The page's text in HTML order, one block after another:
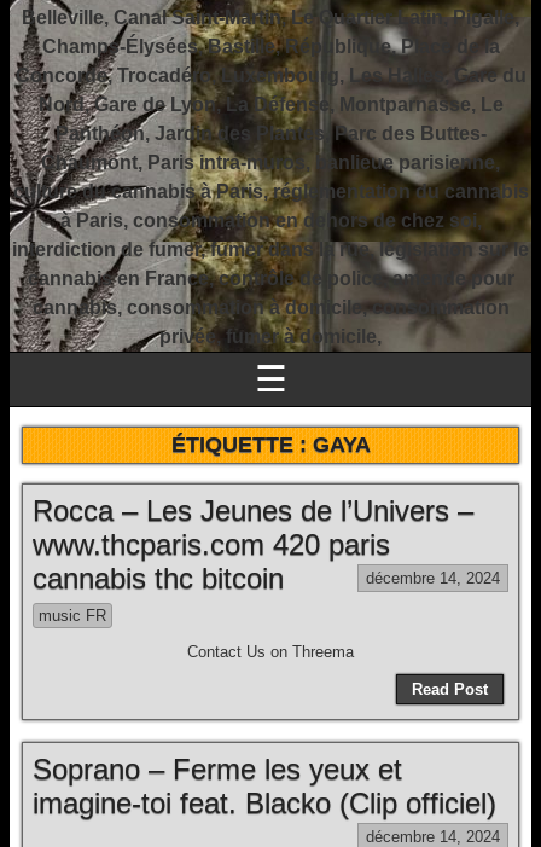
Belleville, Canal Saint-Martin, Le Quartier Latin, Pigalle,
Champs-Élysées, Bastille, République, Place de la
Concorde, Trocadéro, Luxembourg, Les Halles, Gare du
Nord, Gare de Lyon, La Défense, Montparnasse, Le
Panthéon, Jardin des Plantes, Parc des Buttes-
Chaumont, Paris intra-muros, banlieue parisienne,
culture du cannabis à Paris, réglementation du cannabis
à Paris, consommation en dehors de chez soi,
interdiction de fumer, fumer dans la rue, législation sur le
cannabis en France, contrôle de police, amende pour
cannabis, consommation à domicile, consommation
privée, fumer à domicile,
☰
ÉTIQUETTE :GAYA
Rocca – Les Jeunes de l’Univers –
www.thcparis.com 420 paris
cannabis thc bitcoin
décembre 14, 2024
music FR
Contact Us on Threema
Read Post
Soprano – Ferme les yeux et
imagine-toi feat. Blacko (Clip officiel)
décembre 14, 2024